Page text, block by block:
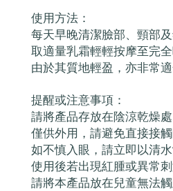
使用方法：
每天早晚清潔臉部、頸部及
取適量乳霜輕輕按摩至完全
由於其質地輕盈，亦非常
提醒或注意事項：
請將產品存放在陰涼乾燥處
僅供外用，請避免直接接觸
如不慎入眼，請立即以清水
使用後若出現紅腫或異常刺
請將本產品放在兒童無法觸